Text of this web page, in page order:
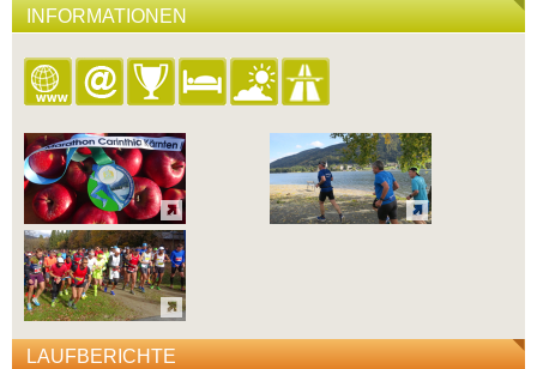
INFORMATIONEN
LAUFBERICHTE